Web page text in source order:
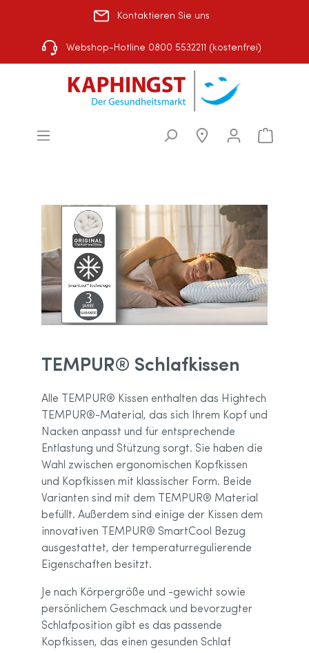
Kontaktieren Sie uns
Webshop-Hotline 0800 5532211 (kostenfrei)
TEMPUR® Schlafkissen
Alle TEMPUR® Kissen enthalten das Hightech
TEMPUR®-Material, das sich Ihrem Kopf und
Nacken anpasst und für entsprechende
Entlastung und Stützung sorgt. Sie haben die
Wahl zwischen ergonomischen Kopfkissen
und Kopfkissen mit klassischer Form. Beide
Varianten sind mit dem TEMPUR® Material
befüllt. Außerdem sind einige der Kissen dem
innovativen TEMPUR® SmartCool Bezug
ausgestattet, der temperaturregulierende
Eigenschaften besitzt.
Je nach Körpergröße und -gewicht sowie
persönlichem Geschmack und bevorzugter
Schlafposition gibt es das passende
Kopfkissen, das einen gesunden Schlaf